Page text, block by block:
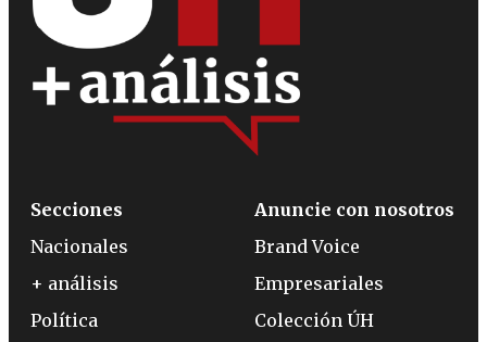
Secciones
Nacionales
+ análisis
Política
Anuncie con nosotros
Brand Voice
Empresariales
Colección ÚH